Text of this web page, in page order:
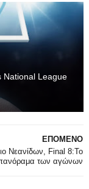
National League
ΕΠΟΜΕΝΟ
Νεανίδων, Final 8:Το
των αγώνων